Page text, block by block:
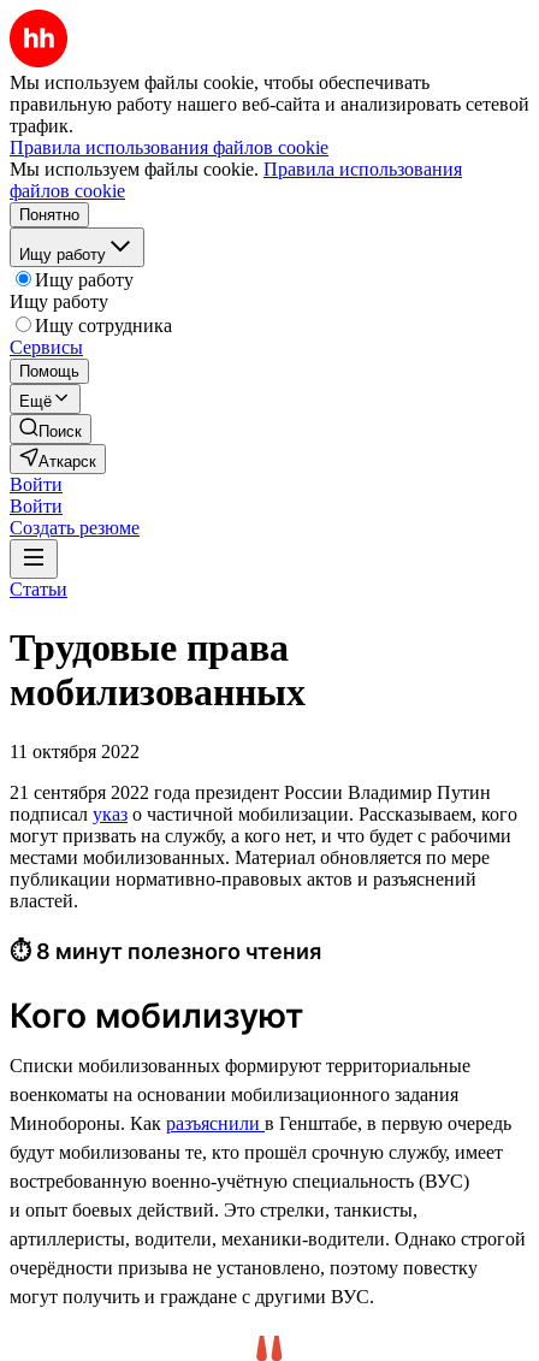
Мы используем файлы cookie, чтобы обеспечивать
правильную работу нашего веб-сайта и анализировать сетевой
трафик.
Правила использования файлов cookie
Мы используем файлы cookie. Правила использования
файлов cookie
Понятно
Ищу работу
Ищу работу
Ищу работу
Ищу сотрудника
Сервисы
Помощь
Ещё
Поиск
Аткарск
Войти
Войти
Создать резюме
Статьи
Трудовые права
мобилизованных
11 октября 2022
21 сентября 2022 года президент России Владимир Путин
подписал указ о частичной мобилизации. Рассказываем, кого
могут призвать на службу, а кого нет, и что будет с рабочими
местами мобилизованных. Материал обновляется по мере
публикации нормативно-правовых актов и разъяснений
властей.
⏱ 8 минут полезного чтения
Кого мобилизуют
Списки мобилизованных формируют территориальные
военкоматы на основании мобилизационного задания
Минобороны. Как разъяснили в Генштабе, в первую очередь
будут мобилизованы те, кто прошёл срочную службу, имеет
востребованную военно-учётную специальность (ВУС)
и опыт боевых действий. Это стрелки, танкисты,
артиллеристы, водители, механики-водители. Однако строгой
очерёдности призыва не установлено, поэтому повестку
могут получить и граждане с другими ВУС.